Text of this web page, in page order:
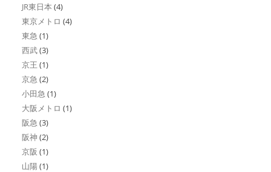
JR東日本 (4)
東京メトロ (4)
東急 (1)
西武(3)
京王 (1)
京急 (2)
小田急 (1)
大阪メトロ (1)
阪急 (3)
阪神 (2)
京阪 (1)
山陽 (1)